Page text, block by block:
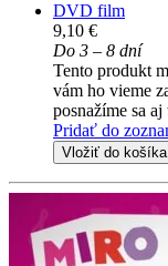
DVD film
9,10 €
Do 3 – 8 dní
Tento produkt
vám ho vieme
posnažíme sa
Pridať do
Vložiť do košíka